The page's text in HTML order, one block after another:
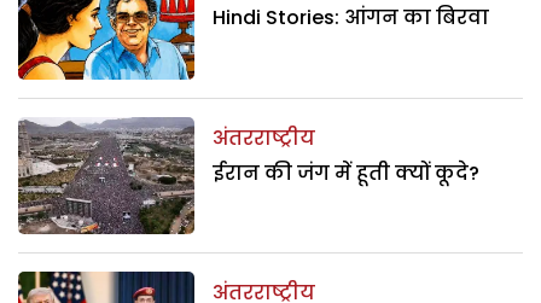
Hindi Stories: आंगन का बिरवा
अंतरराष्ट्रीय
ईरान की जंग में हूती क्यों कूदे?
अंतरराष्ट्रीय